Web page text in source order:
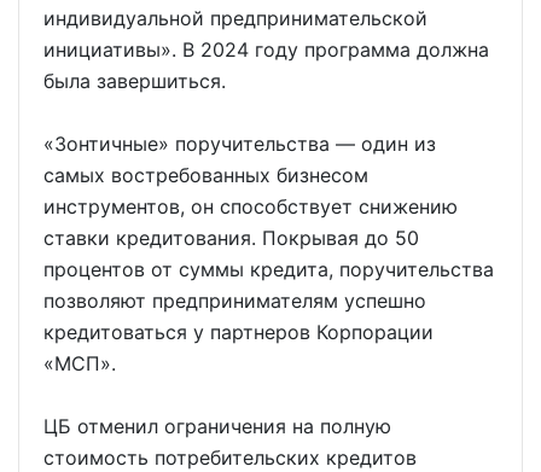
индивидуальной предпринимательской
инициативы». В 2024 году программа должна
была завершиться.
«Зонтичные» поручительства — один из
самых востребованных бизнесом
инструментов, он способствует снижению
ставки кредитования. Покрывая до 50
процентов от суммы кредита, поручительства
позволяют предпринимателям успешно
кредитоваться у партнеров Корпорации
«МСП».
ЦБ отменил ограничения на полную
стоимость потребительских кредитов